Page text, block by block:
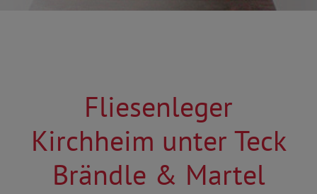
Fliesenleger
Kirchheim unter Teck
Brändle & Martel